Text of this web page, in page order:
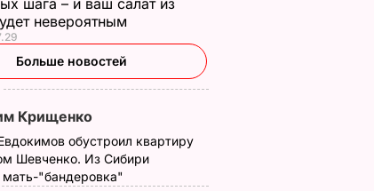
шага – и ваш салат из
невероятным
Больше новостей
Крищенко
обустроил квартиру
Шевченко. Из Сибири
мать-"бандеровка"